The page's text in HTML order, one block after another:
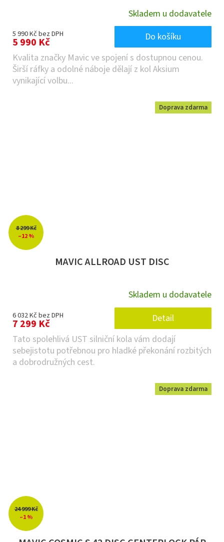
Skladem u dodavatele
5 990 Kč bez DPH
5 990 Kč
Do košíku
Kvalita značky Mavic ve spojení s dostupnou cenou.
Širší ráfky a odolné náboje dělají z kol Aksium
vynikající volbu...
Doprava zdarma
8 299 Kč
–12 %
MAVIC ALLROAD UST DISC
Skladem u dodavatele
6 032 Kč bez DPH
7 299 Kč
Detail
Tato spolehlivá UST silniční kola vám dodají
sebejistotu potřebnou pro hladké překonání rozbitých
a dobrodružných cest.
Doprava zdarma
24 999 Kč
–1 %